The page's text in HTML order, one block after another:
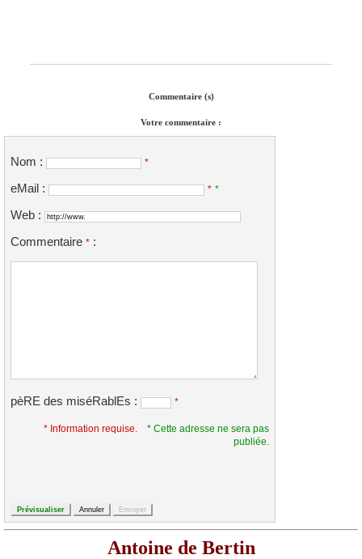
Commentaire (s)
Votre commentaire :
Nom : *
eMail : * *
Web :
Commentaire * :
pèRE des miséRablEs : *
* Information requise.
* Cette adresse ne sera pas
publiée.
Antoine de Bertin